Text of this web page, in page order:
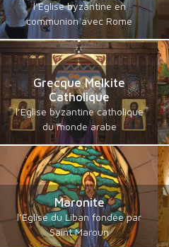
l’Eglise byzantine en
communion avec Rome
Grecque Melkite
Catholique
l’Eglise byzantine catholique
du monde arabe
Maronite
l’Eglise du Liban fondée par
Saint Maroun